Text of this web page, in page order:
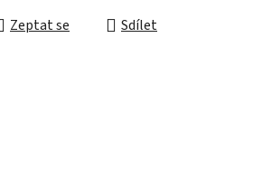
Zeptat se Sdílet